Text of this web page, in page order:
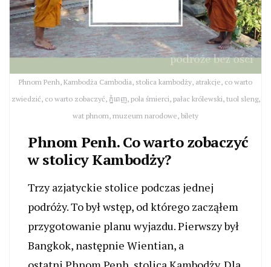
Phnom Penh, Kambodża Cambodia, stolica kambodży, atrakcje, co warto
zwiedzić, co warto zobaczyć, ភ្នំពេញ, pola śmierci, pałac królewski, tuol sleng,
wat phnom, muzeum narodowe, bilety
Phnom Penh. Co warto zobaczyć
w stolicy Kambodży?
Trzy azjatyckie stolice podczas jednej
podróży. To był wstęp, od którego zacząłem
przygotowanie planu wyjazdu. Pierwszy był
Bangkok, następnie Wientian, a